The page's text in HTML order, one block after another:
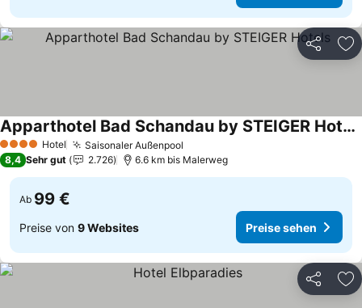
Teilen
4 Sterne Hotel Saisonaler Außenpool
Apparthotel Bad Schandau by STEIGER Hotels
Preise sehen
8,4 Sehr gut 2.726 6.6 km bis Malerweg
Ab 99 €
Preise von 9 Websites Preise sehen
Teilen